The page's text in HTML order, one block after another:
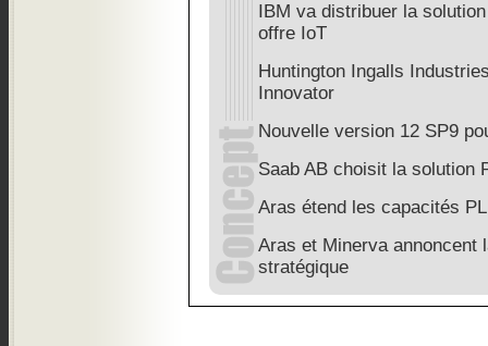
IBM va distribuer la
offre IoT
Huntington Ingalls
Innovator
Nouvelle version 12 SP9
Saab AB choisit la solution
Aras étend les capacités
Aras et Minerva annoncent
stratégique